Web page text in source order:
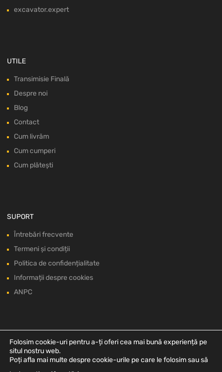
excavator.expert
UTILE
Transimisie Finală
Despre noi
Blog
Contact
Cum livrăm
Cum cumperi
Cum plătești
SUPORT
Întrebări frecvente
Termeni și condiții
Politica de confidențialitate
Informații despre cookies
ANPC
Folosim cookie-uri pentru a-ți oferi cea mai bună experiență pe
situl nostru web.
Poți afla mai multe despre cookie-urile pe care le folosim sau să